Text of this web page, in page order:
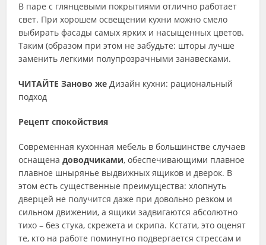
В паре с глянцевыми покрытиями отлично работает
свет. При хорошем освещении кухни можно смело
выбирать фасады самых ярких и насыщенных цветов.
Таким (образом при этом не забудьте: шторы лучше
заменить легкими полупрозрачными занавесками.
ЧИТАЙТЕ Заново же Дизайн кухни: рациональный
подход
Рецепт спокойствия
Современная кухонная мебель в большинстве случаев
оснащенадоводчиками, обеспечивающими плавное
плавное шнырянье выдвижных ящиков и дверок. В
этом есть существенные преимущества: хлопнуть
дверцей не получится даже при довольно резком и
сильном движении, а ящики задвигаются абсолютно
тихо – без стука, скрежета и скрипа. Кстати, это оценят
те, кто на работе поминутно подвергается стрессам и